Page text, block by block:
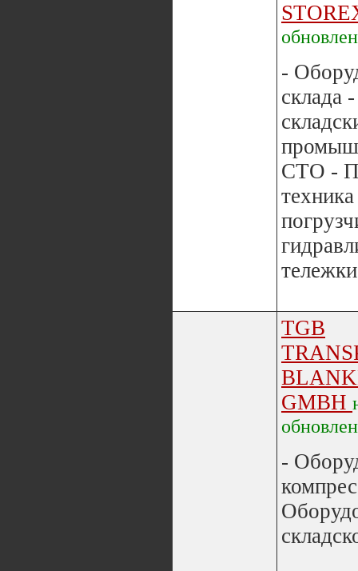
-
склада
СТО -
TGB
GMBH
-